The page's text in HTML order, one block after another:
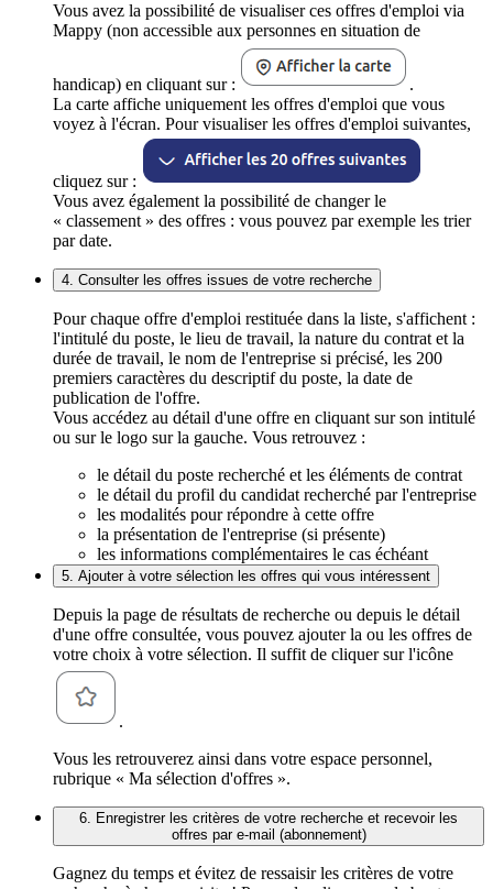
Vous avez la possibilité de visualiser ces offres d'emploi via
Mappy (non accessible aux personnes en situation de
handicap) en cliquant sur :
.
La carte affiche uniquement les offres d'emploi que vous
voyez à l'écran. Pour visualiser les offres d'emploi suivantes,
cliquez sur :
Vous avez également la possibilité de changer le
« classement » des offres : vous pouvez par exemple les trier
par date.
4. Consulter les offres issues de votre recherche
Pour chaque offre d'emploi restituée dans la liste, s'affichent :
l'intitulé du poste, le lieu de travail, la nature du contrat et la
durée de travail, le nom de l'entreprise si précisé, les 200
premiers caractères du descriptif du poste, la date de
publication de l'offre.
Vous accédez au détail d'une offre en cliquant sur son intitulé
ou sur le logo sur la gauche. Vous retrouvez :
le détail du poste recherché et les éléments de contrat
le détail du profil du candidat recherché par l'entreprise
les modalités pour répondre à cette offre
la présentation de l'entreprise (si présente)
les informations complémentaires le cas échéant
5. Ajouter à votre sélection les offres qui vous intéressent
Depuis la page de résultats de recherche ou depuis le détail
d'une offre consultée, vous pouvez ajouter la ou les offres de
votre choix à votre sélection. Il suffit de cliquer sur l'icône
.
Vous les retrouverez ainsi dans votre espace personnel,
rubrique « Ma sélection d'offres ».
6. Enregistrer les critères de votre recherche et recevoir les
offres par e-mail (abonnement)
Gagnez du temps et évitez de ressaisir les critères de votre